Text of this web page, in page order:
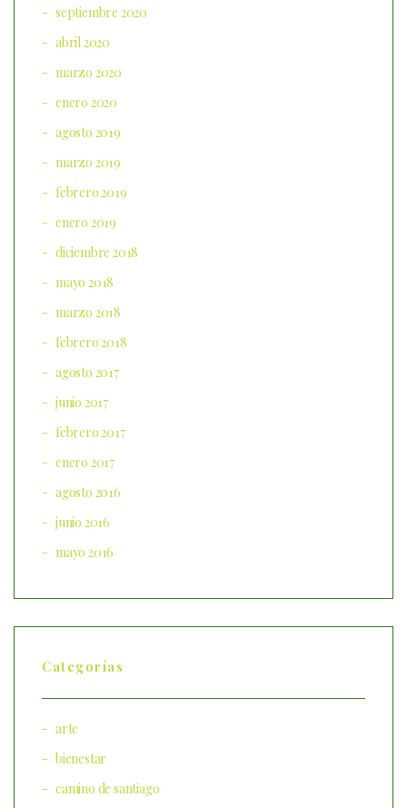
septiembre 2020
abril 2020
marzo 2020
enero 2020
agosto 2019
marzo 2019
febrero 2019
enero 2019
diciembre 2018
mayo 2018
marzo 2018
febrero 2018
agosto 2017
junio 2017
febrero 2017
enero 2017
agosto 2016
junio 2016
mayo 2016
Categorías
arte
bienestar
camino de santiago